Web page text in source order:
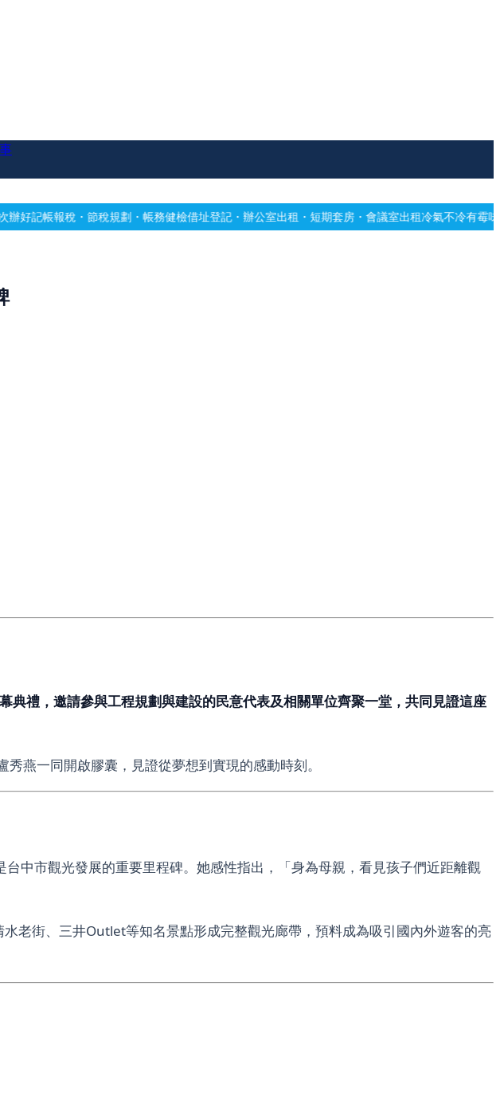
稅規劃・帳務健檢借址登記・辦公室出租・短期套房・會議室出租冷氣不冷有霉味？專業深洗・免
典禮，邀請參與工程規劃與建設的民意代表及相關單位齊聚一堂，共同見證這座
燕一同開啟膠囊，見證從夢想到實現的感動時刻。
中市觀光發展的重要里程碑。她感性指出，「身為母親，看見孩子們近距離觀
老街、三井Outlet等知名景點形成完整觀光廊帶，預料成為吸引國內外遊客的亮